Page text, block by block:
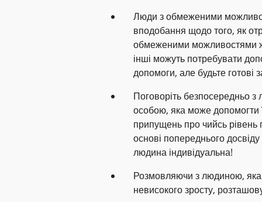
Люди з обмеженими
вподобання щодо того, як
обмеженими можливостями
інші можуть потребувати
допомоги, але будьте готові
Поговоріть безпосередньо
особою, яка може допомогти
припущень про чийсь рівень
основі попереднього
людина індивідуальна!
Розмовляючи з людиною, яка
невисокого зросту,